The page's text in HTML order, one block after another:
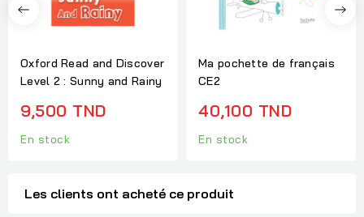
Oxford Read and Discover
Level 2 : Sunny and Rainy
9,500 TND
En stock
Ma pochette de français
CE2
40,100 TND
En stock
Les clients ont acheté ce produit